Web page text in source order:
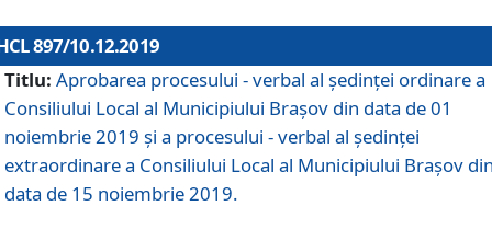
897/10.12.2019
Titlu: Aprobarea procesului - verbal al şedinţei ordinare a
Consiliului Local al Municipiului Brașov din data de 01
noiembrie 2019 și a procesului - verbal al ședinței
extraordinare a Consiliului Local al Municipiului Brașov
data de 15 noiembrie 2019.